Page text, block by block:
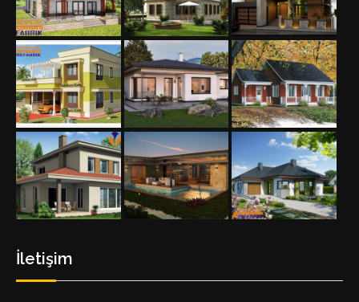
İletişim